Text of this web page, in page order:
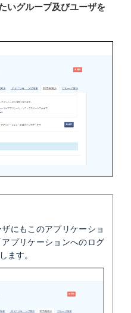
いグループ及びユーザを
にもこのアプリケーショ
プリケーションへのログ
ます。